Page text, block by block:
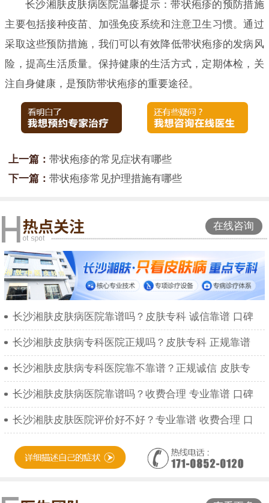
长沙湘肤皮肤病医院温馨提示：带状疱疹的预防措施
主要包括接种疫苗、加强免疫系统和注意卫生习惯。通过
采取这些预防措施，我们可以有效降低带状疱疹的发病风
险，提高生活质量。保持健康的生活方式，定期体检，关
注自身健康，是预防带状疱疹的重要途径。
上一篇： 带状疱疹的常见症状有哪些
下一篇： 带状疱疹常见护理措施有哪些
在线咨询
长沙湘肤皮肤病医院靠谱吗？皮肤专科 诚信靠谱 口碑
长沙湘肤皮肤病专科医院正规吗？皮肤专科 正规靠谱
长沙湘肤皮肤病专科医院靠不靠谱？正规诚信 皮肤专
长沙湘肤皮肤病医院靠谱吗？收费合理 专业靠谱 口碑
长沙湘肤皮肤医院评价好不好？专业靠谱 收费合理 口